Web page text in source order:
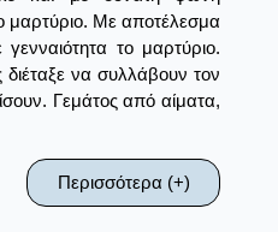
μαρτύριο. Με αποτέλεσμα
το μαρτύριο.
διέταξε να συλλάβουν τον
Γεμάτος από αίματα,
Περισσότερα (+)